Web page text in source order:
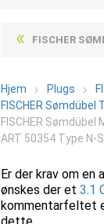
FISCHER SØMDÜBEL MED UNDERSÆNKET HOVED POZIDRIV
Hjem Plugs
FISCHER Sømdübel
FISCHER
ART 50354 Type N-
Er der krav om
ønskes der et3.1
kommentarfeltet